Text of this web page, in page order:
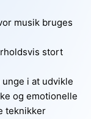
musik bruges
stort
i at udvikle
og emotionelle
teknikker